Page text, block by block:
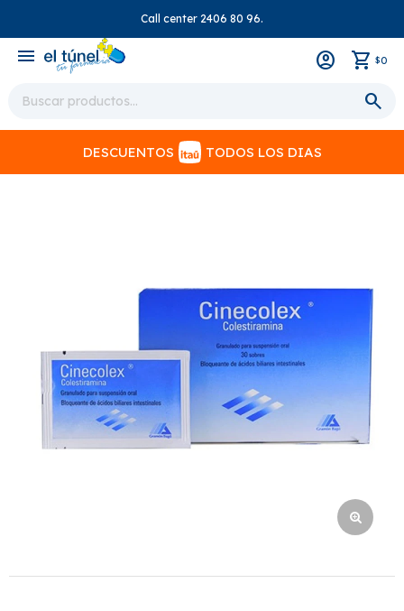
Call center 2406 80 96.
menu $0
DESCUENTOS TODOS LOS DIAS
close